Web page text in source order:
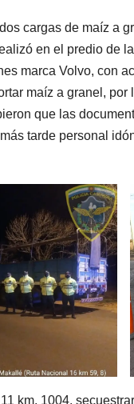
cargas de maíz a
en el predio de
marca Volvo, con
maíz a granel,
que las
tarde personal
km. 1004,